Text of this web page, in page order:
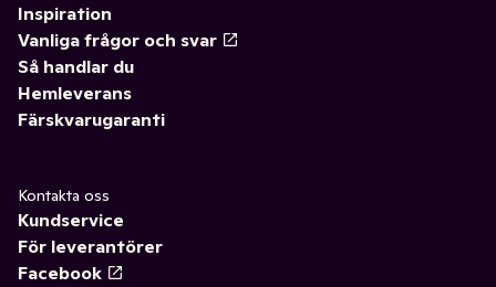
Inspiration
Vanliga frågor och svar
Så handlar du
Hemleverans
Färskvarugaranti
Kontakta oss
Kundservice
För leverantörer
Facebook